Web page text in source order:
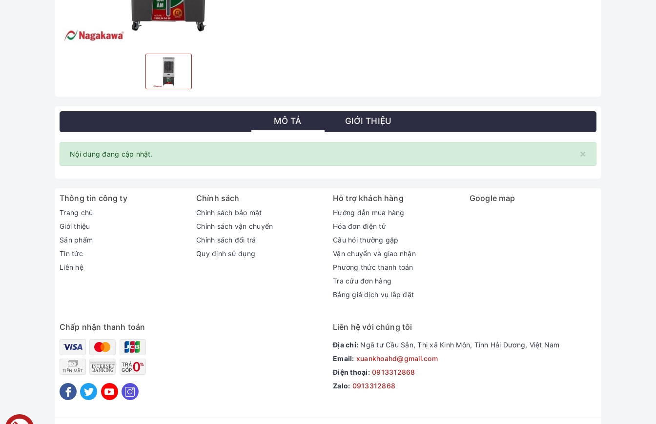
MÔ TẢ GIỚI THIỆU
×
Nội dung đang cập nhật.
Thông tin công ty
Trang chủ
Giới thiệu
Sản phẩm
Tin tức
Liên hệ
Chính sách
Chính sách bảo mật
Chính sách vận chuyển
Chính sách đổi trả
Quy định sử dụng
Hỗ trợ khách hàng
Hướng dẫn mua hàng
Hóa đơn điện tử
Câu hỏi thường gặp
Vận chuyển và giao nhận
Phương thức thanh toán
Tra cứu đơn hàng
Bảng giá dịch vụ lắp đặt
Google map
Chấp nhận thanh toán Liên hệ với chúng tôi
Địa chỉ: Ngã tư Cầu Sắn, Thị xã Kinh Môn, Tỉnh Hải Dương, Việt Nam
Email: xuankhoahd@gmail.com
Điện thoại: 0913312868
Zalo: 0913312868